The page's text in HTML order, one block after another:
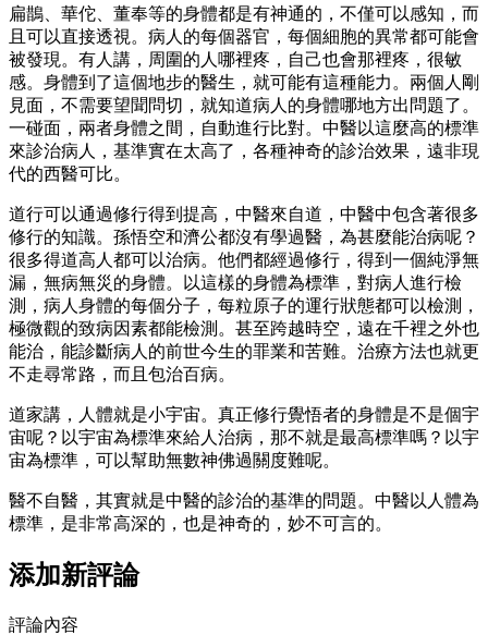
扁鵲、華佗、董奉等的身體都是有神通的，不僅可以感知，而
且可以直接透視。病人的每個器官，每個細胞的異常都可能會
被發現。有人講，周圍的人哪裡疼，自己也會那裡疼，很敏
感。身體到了這個地步的醫生，就可能有這種能力。兩個人剛
見面，不需要望聞問切，就知道病人的身體哪地方出問題了。
一碰面，兩者身體之間，自動進行比對。中醫以這麼高的標準
來診治病人，基準實在太高了，各種神奇的診治效果，遠非現
代的西醫可比。
道行可以通過修行得到提高，中醫來自道，中醫中包含著很多
修行的知識。孫悟空和濟公都沒有學過醫，為甚麼能治病呢？
很多得道高人都可以治病。他們都經過修行，得到一個純淨無
漏，無病無災的身體。以這樣的身體為標準，對病人進行檢
測，病人身體的每個分子，每粒原子的運行狀態都可以檢測，
極微觀的致病因素都能檢測。甚至跨越時空，遠在千裡之外也
能治，能診斷病人的前世今生的罪業和苦難。治療方法也就更
不走尋常路，而且包治百病。
道家講，人體就是小宇宙。真正修行覺悟者的身體是不是個宇
宙呢？以宇宙為標準來給人治病，那不就是最高標準嗎？以宇
宙為標準，可以幫助無數神佛過關度難呢。
醫不自醫，其實就是中醫的診治的基準的問題。中醫以人體為
標準，是非常高深的，也是神奇的，妙不可言的。
添加新評論
評論內容